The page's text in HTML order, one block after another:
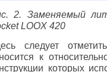
2. Заменяемый
LOOX 420
следует
к
которых